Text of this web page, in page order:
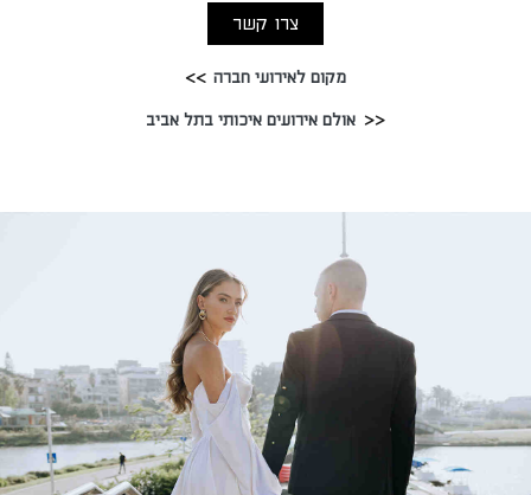
צרו קשר
מקום לאירועי חברה
אולם אירועים איכותי בתל אביב